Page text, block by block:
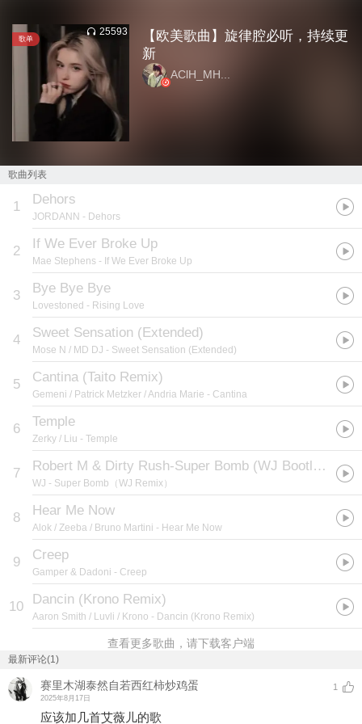
歌单
25593
【欧美歌曲】旋律腔必听，持续更
新
AClH_MH...
歌曲列表
1 Dehors
JORDANN - Dehors
2 If We Ever Broke Up
Mae Stephens - If We Ever Broke Up
3 Bye Bye Bye
Lovestoned - Rising Love
4 Sweet Sensation (Extended)
Mose N / MD DJ - Sweet Sensation (Extended)
5 Cantina (Taito Remix)
Gemeni / Patrick Metzker / Andria Marie - Cantina
6 Temple
Zerky / Liu - Temple
7 Robert M & Dirty Rush-Super Bomb (WJ Bootleg)（WJ remix）
WJ - Super Bomb（WJ Remix）
8 Hear Me Now
Alok / Zeeba / Bruno Martini - Hear Me Now
9 Creep
Gamper & Dadoni - Creep
10 Dancin (Krono Remix)
Aaron Smith / Luvli / Krono - Dancin (Krono Remix)
查看更多歌曲，请下载客户端
最新评论(1)
赛里木湖泰然自若西红柿炒鸡蛋
2025年8月17日
1
应该加几首艾薇儿的歌